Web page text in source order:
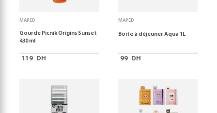
MAPED
Gourde Picnik Origins Sunset
430 ml
119 DH
MAPED
Boite à déjeuner Aqua 1L
99 DH